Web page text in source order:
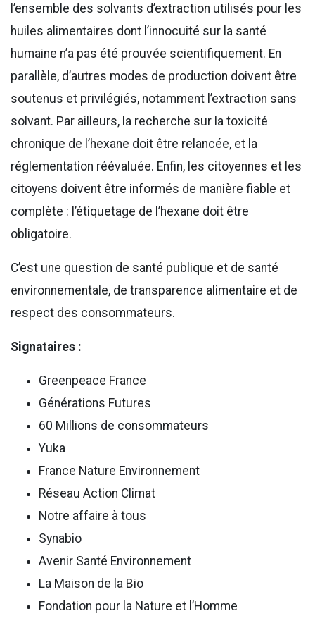
l’ensemble des solvants d’extraction utilisés pour les
huiles alimentaires dont l’innocuité sur la santé
humaine n’a pas été prouvée scientifiquement. En
parallèle, d’autres modes de production doivent être
soutenus et privilégiés, notamment l’extraction sans
solvant. Par ailleurs, la recherche sur la toxicité
chronique de l’hexane doit être relancée, et la
réglementation réévaluée. Enfin, les citoyennes et les
citoyens doivent être informés de manière fiable et
complète : l’étiquetage de l’hexane doit être
obligatoire.
C’est une question de santé publique et de santé
environnementale, de transparence alimentaire et de
respect des consommateurs.
Signataires :
Greenpeace France
Générations Futures
60 Millions de consommateurs
Yuka
France Nature Environnement
Réseau Action Climat
Notre affaire à tous
Synabio
Avenir Santé Environnement
La Maison de la Bio
Fondation pour la Nature et l’Homme